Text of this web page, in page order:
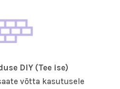
DIY (Tee ise)
võtta kasutusele